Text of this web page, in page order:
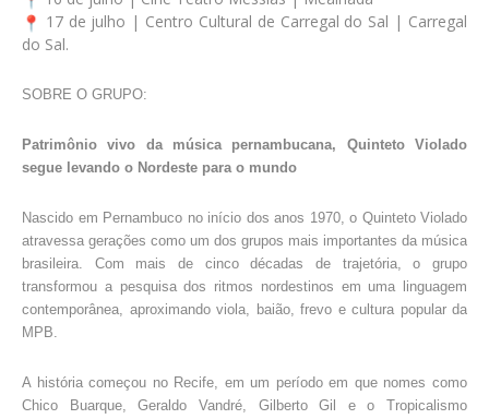
17 de julho | Centro Cultural de Carregal do Sal | Carregal
do Sal.
SOBRE O GRUPO:
Patrimônio vivo da música pernambucana, Quinteto Violado
segue levando o Nordeste para o mundo
Nascido em Pernambuco no início dos anos 1970, o Quinteto Violado
atravessa gerações como um dos grupos mais importantes da música
brasileira. Com mais de cinco décadas de trajetória, o grupo
transformou a pesquisa dos ritmos nordestinos em uma linguagem
contemporânea, aproximando viola, baião, frevo e cultura popular da
MPB.
A história começou no Recife, em um período em que nomes como
Chico Buarque, Geraldo Vandré, Gilberto Gil e o Tropicalismo